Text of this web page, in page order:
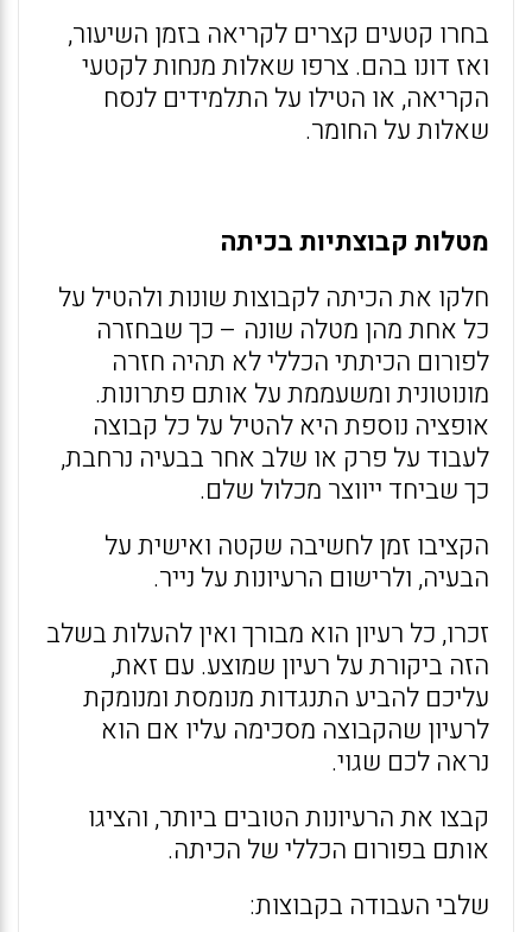
בחרו קטעים קצרים לקריאה בזמן השיעור,
ואז דונו בהם. צרפו שאלות מנחות לקטעי
הקריאה, או הטילו על התלמידים לנסח
שאלות על החומר.
מטלות קבוצתיות בכיתה
חלקו את הכיתה לקבוצות שונות ולהטיל על
כל אחת מהן מטלה שונה – כך שבחזרה
לפורום הכיתתי הכללי לא תהיה חזרה
מונוטונית ומשעממת על אותם פתרונות.
אופציה נוספת היא להטיל על כל קבוצה
לעבוד על פרק או שלב אחר בבעיה נרחבת,
כך שביחד ייווצר מכלול שלם.
הקציבו זמן לחשיבה שקטה ואישית על
הבעיה, ולרישום הרעיונות על נייר.
זכרו, כל רעיון הוא מבורך ואין להעלות בשלב
הזה ביקורת על רעיון שמוצע. עם זאת,
עליכם להביע התנגדות מנומסת ומנומקת
לרעיון שהקבוצה מסכימה עליו אם הוא
נראה לכם שגוי.
קבצו את הרעיונות הטובים ביותר, והציגו
אותם בפורום הכללי של הכיתה.
שלבי העבודה בקבוצות: